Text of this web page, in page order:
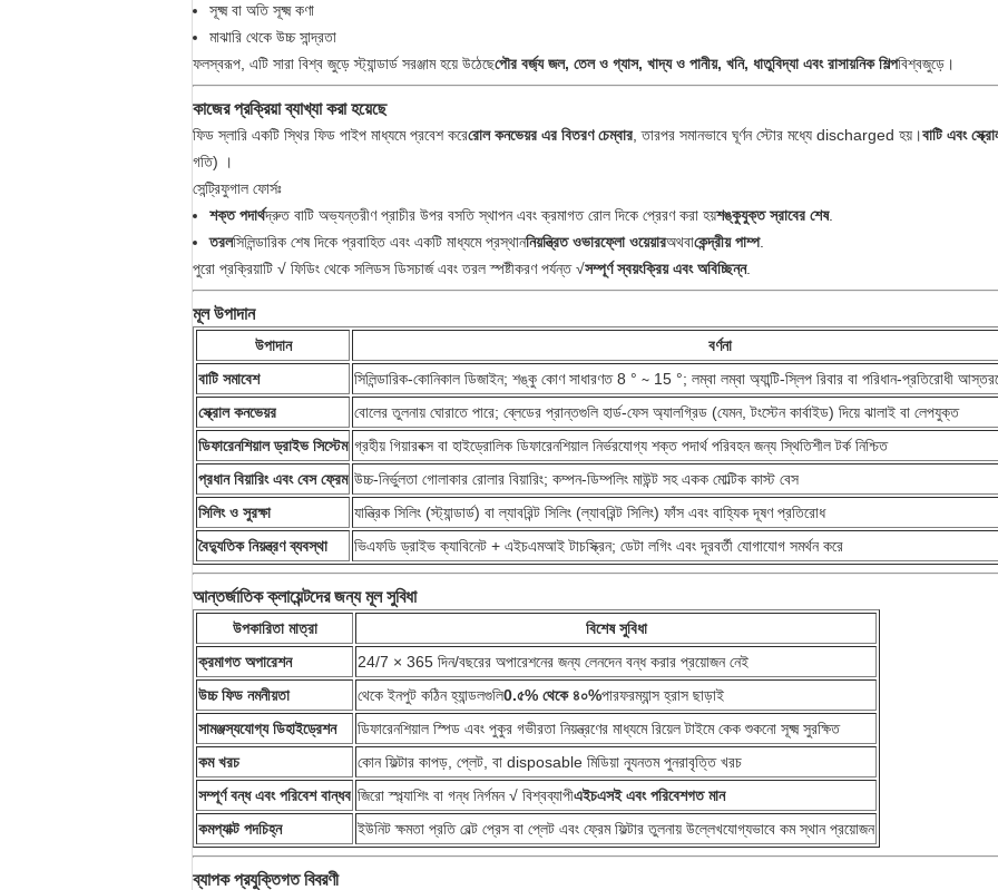
সূক্ষ্ম বা অতি সূক্ষ্ম কণা
মাঝারি থেকে উচ্চ সান্দ্রতা
ফলস্বরূপ, এটি সারা বিশ্ব জুড়ে স্ট্যান্ডার্ড সরঞ্জাম হয়ে উঠেছেপৌর বর্জ্য জল, তেল ও গ্যাস, খাদ্য ও পানীয়, খনি, ধাতুবিদ্যা এবং রাসায়নিক শিল্পবিশ্বজুড়ে।
কাজের প্রক্রিয়া ব্যাখ্যা করা হয়েছে
ফিড স্লারি একটি স্থির ফিড পাইপ মাধ্যমে প্রবেশ করেরোল কনভেয়র এর বিতরণ চেম্বার , তারপর সমানভাবে ঘূর্ণন স্টোর মধ্যে discharged হয়।বাটি এবং
গতি) ।
সেন্ট্রিফুগাল ফোর্সঃ
শক্ত পদার্থদ্রুত বাটি অভ্যন্তরীণ প্রাচীর উপর বসতি স্থাপন এবং ক্রমাগত রোল দিকে প্রেরণ করা হয়শঙ্কুযুক্ত স্রাবের শেষ.
তরলসিলিন্ডারিক শেষ দিকে প্রবাহিত এবং একটি মাধ্যমে প্রস্থাননিয়ন্ত্রিত ওভারফ্লো ওয়েয়ারঅথবাকেন্দ্রীয় পাম্প.
পুরো প্রক্রিয়াটি √ ফিডিং থেকে সলিডস ডিসচার্জ এবং তরল স্পষ্টীকরণ পর্যন্ত √সম্পূর্ণ স্বয়ংক্রিয় এবং অবিচ্ছিন্ন.
মূল উপাদান
উপাদান
বর্ণনা
বাটি সমাবেশ
সিলিন্ডারিক-কোনিকাল ডিজাইন; শঙ্কু কোণ সাধারণত 8 ° ∼ 15 °; লম্বা লম্বা অ্যান্টি-স্লিপ রিবার বা পরিধান-প্রতিরোধী
স্ক্রোল কনভেয়র
বোলের তুলনায় ঘোরাতে পারে; ব্লেডের প্রান্তগুলি হার্ড-ফেস অ্যালগ্রিড (যেমন, টংস্টেন কার্বাইড) দিয়ে ঝালাই বা লেপযুক্ত
ডিফারেনশিয়াল ড্রাইভ সিস্টেম গ্রহীয় গিয়ারবক্স বা হাইড্রোলিক ডিফারেনশিয়াল নির্ভরযোগ্য শক্ত পদার্থ পরিবহন জন্য স্থিতিশীল টর্ক নিশ্চিত
প্রধান বিয়ারিং এবং বেস ফ্রেম উচ্চ-নির্ভুলতা গোলাকার রোলার বিয়ারিং; কম্পন-ডিম্পলিং মাউন্ট সহ একক মোল্টিক কাস্ট বেস
সিলিং ও সুরক্ষা
যান্ত্রিক সিলিং (স্ট্যান্ডার্ড) বা ল্যাবরিন্ট সিলিং (ল্যাবরিন্ট সিলিং) ফাঁস এবং বাহ্যিক দূষণ প্রতিরোধ
বৈদ্যুতিক নিয়ন্ত্রণ ব্যবস্থা
ভিএফডি ড্রাইভ ক্যাবিনেট + এইচএমআই টাচস্ক্রিন; ডেটা লগিং এবং দূরবর্তী যোগাযোগ সমর্থন করে
আন্তর্জাতিক ক্লায়েন্টদের জন্য মূল সুবিধা
উপকারিতা মাত্রা
বিশেষ সুবিধা
ক্রমাগত অপারেশন
24/7 × 365 দিন/বছরের অপারেশনের জন্য লেনদেন বন্ধ করার প্রয়োজন নেই
উচ্চ ফিড নমনীয়তা
থেকে ইনপুট কঠিন হ্যান্ডলগুলি0.৫% থেকে ৪০%পারফরম্যান্স হ্রাস ছাড়াই
সামঞ্জস্যযোগ্য ডিহাইড্রেশন
ডিফারেনশিয়াল স্পিড এবং পুকুর গভীরতা নিয়ন্ত্রণের মাধ্যমে রিয়েল টাইমে কেক শুকনো সূক্ষ্ম সুরক্ষিত
কম খরচ
কোন ফিল্টার কাপড়, প্লেট, বা disposable মিডিয়া ন্যূনতম পুনরাবৃত্তি খরচ
সম্পূর্ণ বন্ধ এবং পরিবেশ বান্ধব জিরো স্প্ল্যাশিং বা গন্ধ নির্গমন √ বিশ্বব্যাপীএইচএসই এবং পরিবেশগত মান
কমপ্যাক্ট পদচিহ্ন
ইউনিট ক্ষমতা প্রতি বেল্ট প্রেস বা প্লেট এবং ফ্রেম ফিল্টার তুলনায় উল্লেখযোগ্যভাবে কম স্থান প্রয়োজন
ব্যাপক প্রযুক্তিগত বিবরণী